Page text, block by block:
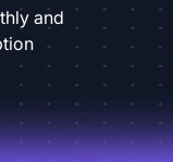
and